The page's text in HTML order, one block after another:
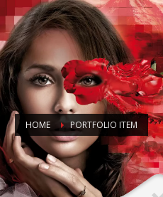
HOME PORTFOLIO ITEM